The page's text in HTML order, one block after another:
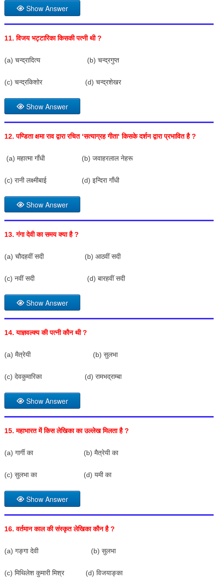
Show Answer
11.विजय भट्टारिका किसकी पत्नी थी?
(a) चन्द्रादित्य (b) चन्द्रगुप्त
(c) चन्द्रकिशोर (d) चन्द्रशेखर
Show Answer
12.पण्डिता क्षमा राव द्वारा रचित ‘सत्याग्रह गीता‘किसके दर्शन द्वारा प्रभावित है?
(a) महात्मा गाँधी (b) जवाहरलाल नेहरू
(c) रानी लक्ष्मीबाई (d) इन्दिरा गाँधी
Show Answer
13.गंगा देवी का समय क्या है?
(a) चौदहवीं सदी (b) आठवीं सदी
(c) नवीं सदी (d) बारहवीं सदी
Show Answer
14.याज्ञवल्क्य की पत्नी कौन थी?
(a) मैत्रेयी (b) सुलभा
(c) देवकुमारिका (d) रामभद्राम्बा
Show Answer
15.महाभारत में किस लेखिका का उल्लेख मिलता है?
(a) गार्गी का (b) मैत्रेयी का
(c) सुलभा का (d) यमी का
Show Answer
16.वर्तमान काल की संस्कृत लेखिका कौन है?
(a) गङ्गा देवी (b) सुलभा
(c) मिथिलेश कुमारी मिश्र (d) विजयाङ्का